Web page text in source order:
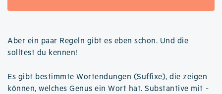
Aber ein paar Regeln gibt es eben schon. Und die
solltest du kennen!
Es gibt bestimmte Wortendungen (Suffixe), die zeigen
können, welches Genus ein Wort hat. Substantive mit -